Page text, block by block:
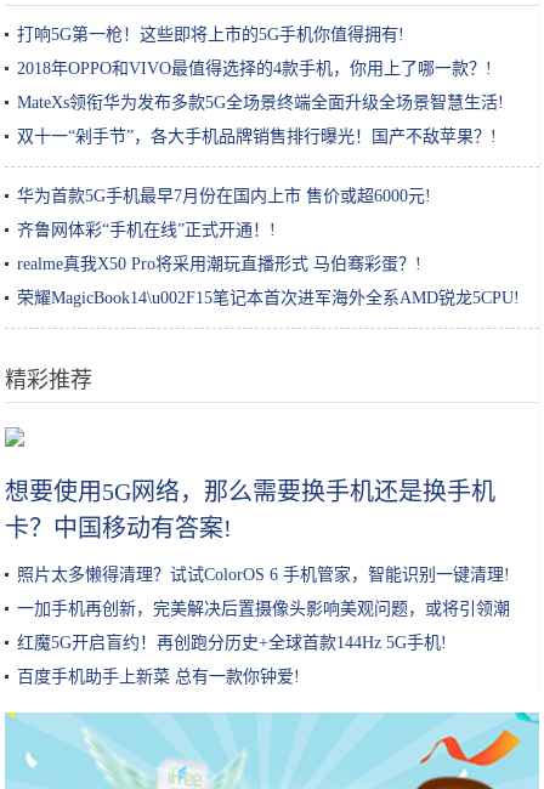
打响5G第一枪！这些即将上市的5G手机你值得拥有!
2018年OPPO和VIVO最值得选择的4款手机，你用上了哪一款？!
MateXs领衔华为发布多款5G全场景终端全面升级全场景智慧生活!
双十一“剁手节”，各大手机品牌销售排行曝光！国产不敌苹果？!
华为首款5G手机最早7月份在国内上市 售价或超6000元!
齐鲁网体彩“手机在线”正式开通！!
realme真我X50 Pro将采用潮玩直播形式 马伯骞彩蛋？!
荣耀MagicBook14\u002F15笔记本首次进军海外全系AMD锐龙5CPU!
精彩推荐
想要使用5G网络，那么需要换手机还是换手机
卡？中国移动有答案!
照片太多懒得清理？试试ColorOS 6 手机管家，智能识别一键清理!
一加手机再创新，完美解决后置摄像头影响美观问题，或将引领潮
流!
红魔5G开启盲约！再创跑分历史+全球首款144Hz 5G手机!
百度手机助手上新菜 总有一款你钟爱!